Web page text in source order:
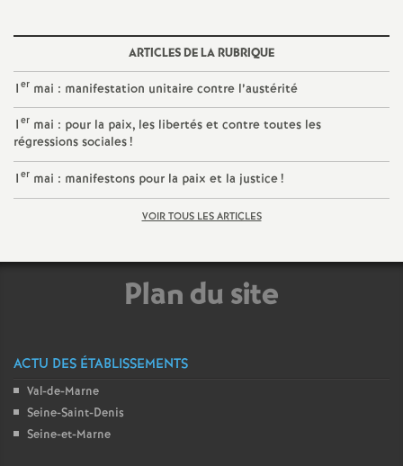
é
O
r
l
a
ARTICLES DE LA RUBRIQUE
1er mai : manifestation unitaire contre l’austérité
1er mai : pour la paix, les libertés et contre toutes les
régressions sociales!
1er mai : manifestons pour la paix et la justice!
VOIR TOUS LES ARTICLES
Plan du site
ACTU DES ÉTABLISSEMENTS
Val-de-Marne
Seine-Saint-Denis
Seine-et-Marne